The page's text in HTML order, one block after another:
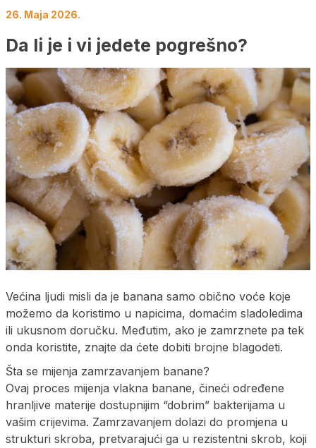
26. Maja 2026.
Da li je i vi jedete pogrešno?
Većina ljudi misli da je banana samo obično voće koje
možemo da koristimo u napicima, domaćim sladoledima
ili ukusnom doručku. Međutim, ako je zamrznete pa tek
onda koristite, znajte da ćete dobiti brojne blagodeti.
Šta se mijenja zamrzavanjem banane?
Ovaj proces mijenja vlakna banane, čineći određene
hranljive materije dostupnijim “dobrim” bakterijama u
vašim crijevima. Zamrzavanjem dolazi do promjena u
strukturi skroba, pretvarajući ga u rezistentni skrob, koji